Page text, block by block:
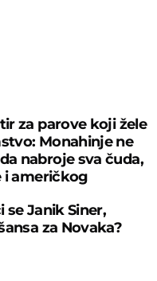
za parove koji žele
Monahinje ne
nabroje sva čuda,
i američkog
se Janik Siner,
za Novaka?